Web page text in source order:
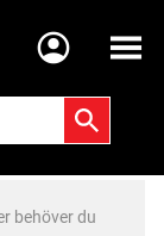
Meny
behöver du